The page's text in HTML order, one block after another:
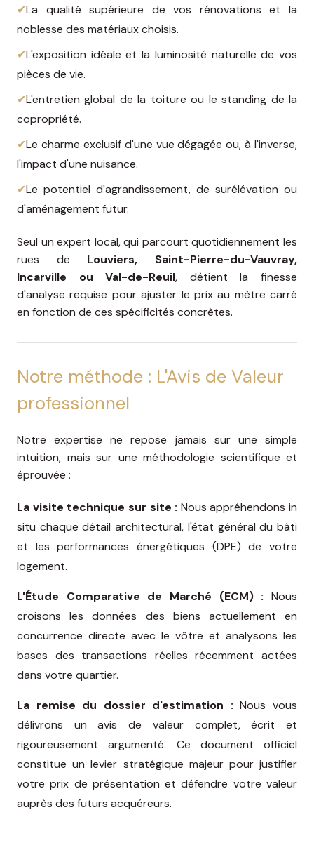
✔La qualité supérieure de vos rénovations et la
noblesse des matériaux choisis.
✔L'exposition idéale et la luminosité naturelle de vos
pièces de vie.
✔L'entretien global de la toiture ou le standing de la
copropriété.
✔Le charme exclusif d'une vue dégagée ou, à l'inverse,
l'impact d'une nuisance.
✔Le potentiel d'agrandissement, de surélévation ou
d'aménagement futur.
Seul un expert local, qui parcourt quotidiennement les
rues de Louviers, Saint-Pierre-du-Vauvray,
Incarville ou Val-de-Reuil, détient la finesse
d'analyse requise pour ajuster le prix au mètre carré
en fonction de ces spécificités concrètes.
Notre méthode : L'Avis de Valeur
professionnel
Notre expertise ne repose jamais sur une simple
intuition, mais sur une méthodologie scientifique et
éprouvée :
La visite technique sur site : Nous appréhendons in
situ chaque détail architectural, l'état général du bâti
et les performances énergétiques (DPE) de votre
logement.
L'Étude Comparative de Marché (ECM) : Nous
croisons les données des biens actuellement en
concurrence directe avec le vôtre et analysons les
bases des transactions réelles récemment actées
dans votre quartier.
La remise du dossier d'estimation : Nous vous
délivrons un avis de valeur complet, écrit et
rigoureusement argumenté. Ce document officiel
constitue un levier stratégique majeur pour justifier
votre prix de présentation et défendre votre valeur
auprès des futurs acquéreurs.